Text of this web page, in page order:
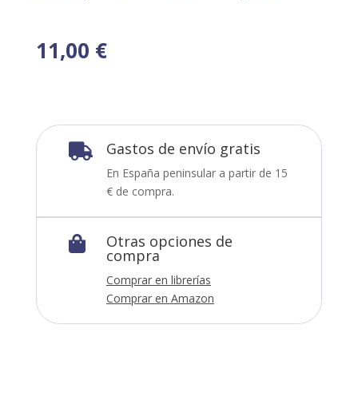
11,00 €
 Gastos de envío gratis
En España peninsular a partir de 15
€ de compra.
 Otras opciones de
compra
Comprar en librerías
Comprar en Amazon